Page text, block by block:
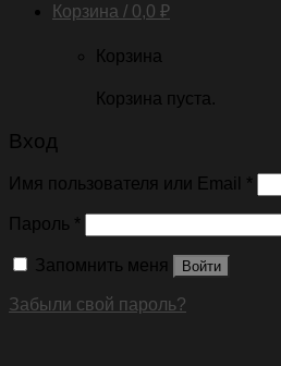
Корзина / 0,0 ₽
Корзина
Корзина пуста.
Вход
Имя пользователя или Email *
Пароль *
Запомнить меня Войти
Забыли свой пароль?